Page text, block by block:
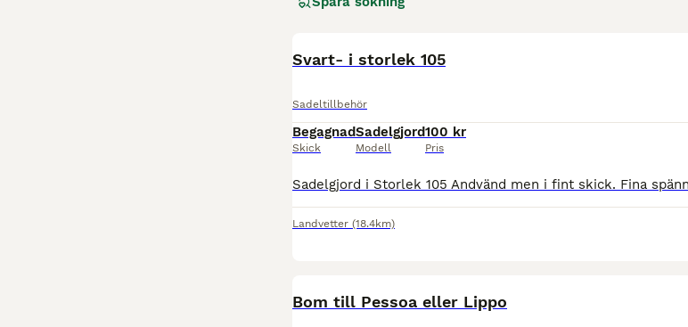
Svart- i storlek 105
Sadeltillbehör
Begagnad
Skick
Sadelgjord
Modell
100 kr
Pris
Landvetter (18.4km)
Bom till Pessoa eller Lippo